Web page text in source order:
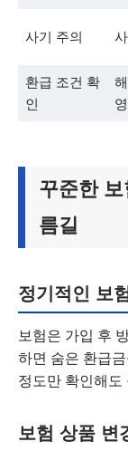
사기 주의
환급 조건 확
인
꾸준한
름길
정기적인 보
보험은 가입 후
하면 숨은 환급
정도만 확인해도
보험 상품 변